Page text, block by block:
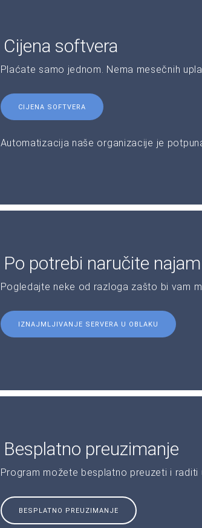
Cijena softvera
Plaćate samo jednom. Nema mesečnih
CIJENA SOFTVERA
Automatizacija naše organizacije je
Po potrebi naručite
Pogledajte neke od razloga zašto bi vam
IZNAJMLJIVANJE SERVERA U OBLAKU
Besplatno preuzimanje
Program možete besplatno preuzeti i
BESPLATNO PREUZIMANJE